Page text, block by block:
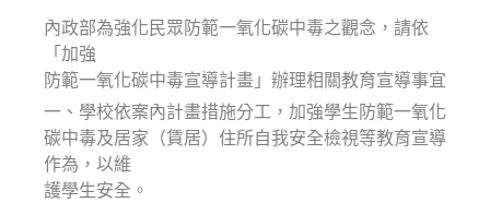
內政部為強化民眾防範一氧化碳中毒之觀念，請依
「加強
防範一氧化碳中毒宣導計畫」辦理相關教育宣導事宜
一、學校依案內計畫措施分工，加強學生防範一氧化
碳中毒及居家（賃居）住所自我安全檢視等教育宣導
作為，以維
護學生安全。